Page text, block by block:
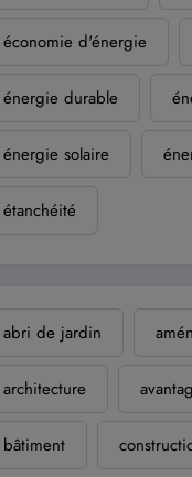
économie d'énergie
énergie durable
énergie solaire
étanchéité
abri de jardin
architecture
bâtiment